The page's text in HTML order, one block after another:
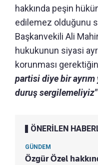
hakkında peşin
edilemez olduğunu
Başkanvekili Ali
hukukunun siyasi
korunması
partisi diye bir
duruş sergilemeliyiz"
ÖNERİLEN
GÜNDEM
Özgür Özel